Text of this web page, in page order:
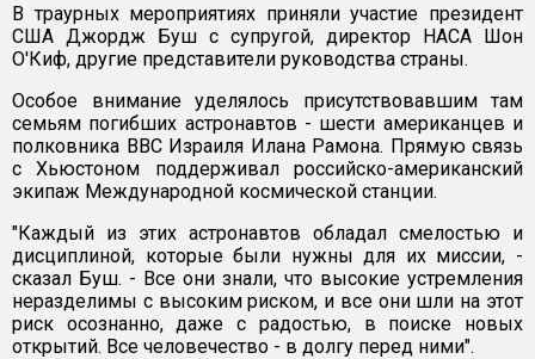
В траурных мероприятиях приняли участие президент
США Джордж Буш с супругой, директор НАСА Шон
О'Киф, другие представители руководства страны.
Особое внимание уделялось присутствовавшим там
семьям погибших астронавтов - шести американцев и
полковника ВВС Израиля Илана Рамона. Прямую связь
с Хьюстоном поддерживал российско-американский
экипаж Международной космической станции.
"Каждый из этих астронавтов обладал смелостью и
дисциплиной, которые были нужны для их миссии, -
сказал Буш. - Все они знали, что высокие устремления
неразделимы с высоким риском, и все они шли на этот
риск осознанно, даже с радостью, в поиске новых
открытий. Все человечество - в долгу перед ними".